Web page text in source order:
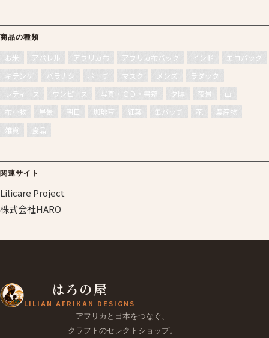
商品の種類
お米 アパレル アフリカ布 アフリカ布バッグ インド
エコバッグ
キテンゲ
バラナシ ポーチ マスク メンズ
ラダック
レディース
ワンピース 写真・ＣＤ・書籍 夕陽 夜景
山
布小物
星景 朝日 珈琲豆 紅葉 缶バッチ 花
農産物
雑貨
食品
関連サイト
Lilicare Project
株式会社HARO
はろの屋
LILIAN AFRIKAN DESIGNS
アフリカと日本をつなぐ、
クラフトのセレクトショップ。